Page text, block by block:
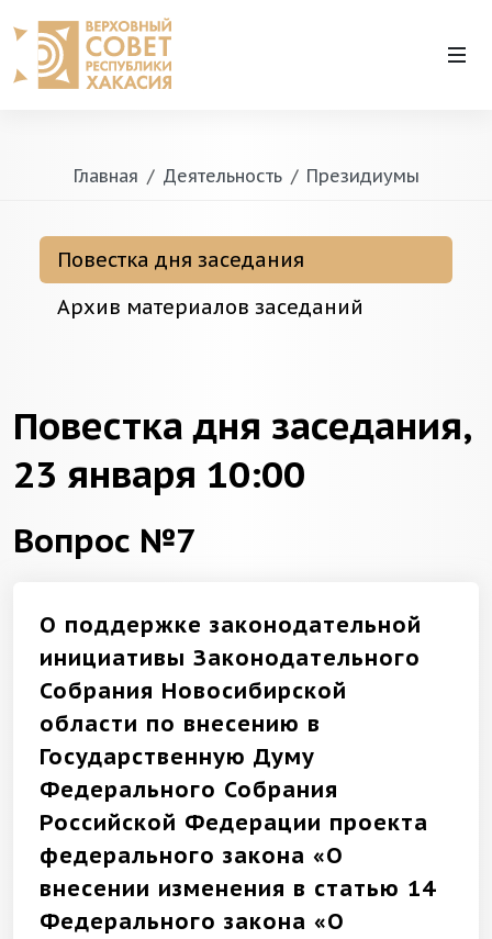
Главная Деятельность Президиумы
Повестка дня заседания
Архив материалов заседаний
Повестка дня заседания,
23 января 10:00
Вопрос №7
О поддержке законодательной
инициативы Законодательного
Собрания Новосибирской
области по внесению в
Государственную Думу
Федерального Собрания
Российской Федерации проекта
федерального закона «О
внесении изменения в статью 14
Федерального закона «О